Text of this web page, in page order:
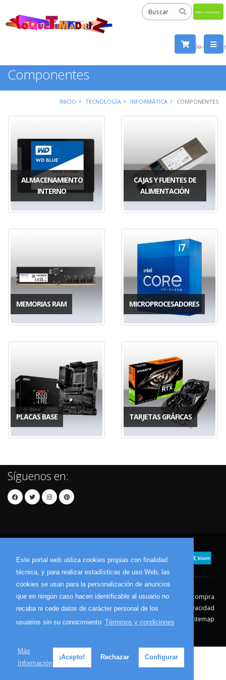
Este portal web utiliza cookies propias con finalidad
técnica, y para realizar estadísticas de uso Web, las
cookies se usan para la personalización de anuncios
que en ningún caso hacen identificable al usuario no
recaba ni cede datos de carácter personal de los
usuarios sin su conocimiento Términos y condiciones
Más
Información
¡Acepto! Rechazar Configurar
by
Componentes
INICIO TECNOLOGÍA INFORMÁTICA COMPONENTES
ALMACENAMIENTO
INTERNO
CAJAS Y FUENTES DE
ALIMENTACIÓN
MEMORIAS RAM MICROPROCESADORES
PLACAS BASE TARJETAS GRÁFICAS
Síguenos en:
Contacto Aviso Legal
Condiciones de compra
Política de envíos
Política de devolución
Política de Privacidad
Política de Cookies
Sitemap